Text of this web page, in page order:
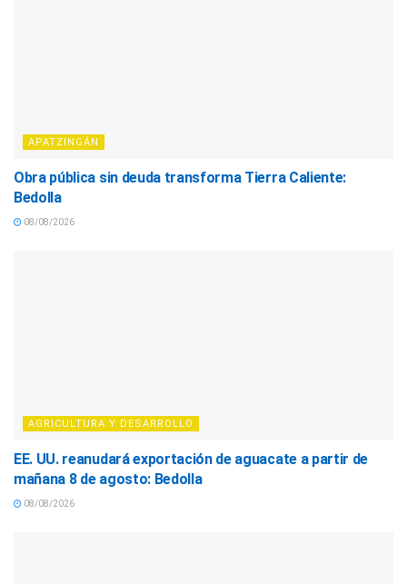
APATZINGÁN
Obra pública sin deuda transforma Tierra Caliente:
Bedolla
08/08/2026
AGRICULTURA Y DESARROLLO
EE. UU. reanudará exportación de aguacate a partir de
mañana 8 de agosto: Bedolla
08/08/2026